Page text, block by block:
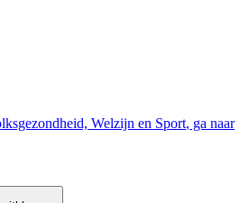
Welzijn en Sport, ga naar